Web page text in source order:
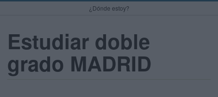
¿Dónde estoy?
Estudiar doble
grado MADRID